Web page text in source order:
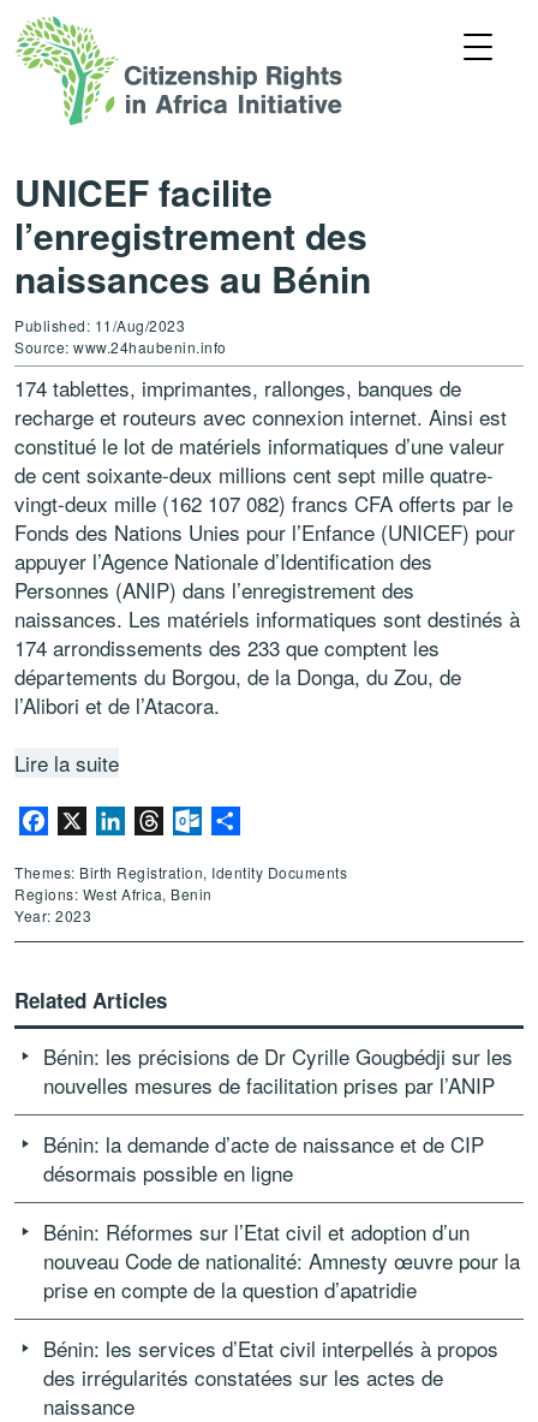
UNICEF facilite
l’enregistrement des
naissances au Bénin
Published: 11/Aug/2023
Source: www.24haubenin.info
174 tablettes, imprimantes, rallonges, banques de
recharge et routeurs avec connexion internet. Ainsi est
constitué le lot de matériels informatiques d’une valeur
de cent soixante-deux millions cent sept mille quatre-
vingt-deux mille (162 107 082) francs CFA offerts par le
Fonds des Nations Unies pour l’Enfance (UNICEF) pour
appuyer l’Agence Nationale d’Identification des
Personnes (ANIP) dans l’enregistrement des
naissances. Les matériels informatiques sont destinés à
174 arrondissements des 233 que comptent les
départements du Borgou, de la Donga, du Zou, de
l’Alibori et de l’Atacora.
Lire la suite
Facebook LinkedInThreadsOutlook.com
Themes: Birth Registration, Identity Documents
Regions: West Africa, Benin
Year: 2023
Related Articles
Bénin: les précisions de Dr Cyrille Gougbédji sur les
nouvelles mesures de facilitation prises par l’ANIP
Bénin: la demande d’acte de naissance et de CIP
désormais possible en ligne
Bénin: Réformes sur l’Etat civil et adoption d’un
nouveau Code de nationalité: Amnesty œuvre pour la
prise en compte de la question d’apatridie
Bénin: les services d’Etat civil interpellés à propos
des irrégularités constatées sur les actes de
naissance